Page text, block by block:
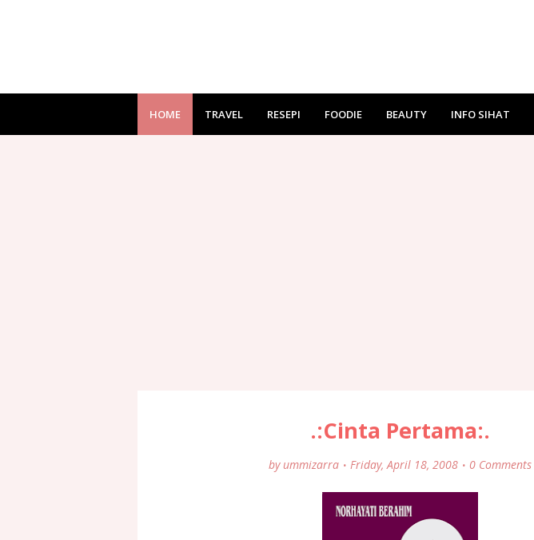
HOME TRAVEL RESEPI FOODIE BEAUTY INFO SIHAT
.:Cinta Pertama:.
by ummizarra Friday, April 18, 2008 0 Comments